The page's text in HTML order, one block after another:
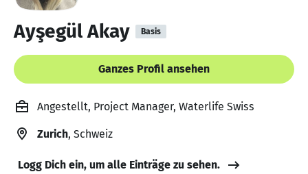
Ayşegül Akay Basis
Ganzes Profil ansehen
Angestellt, Project Manager, Waterlife Swiss
Zurich, Schweiz
Logg Dich ein, um alle Einträge zu sehen.